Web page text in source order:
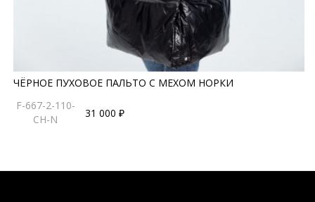
ЧЁРНОЕ ПУХОВОЕ ПАЛЬТО С МЕХОМ НОРКИ
F-667-2-110-
CH-N
31 000 ₽